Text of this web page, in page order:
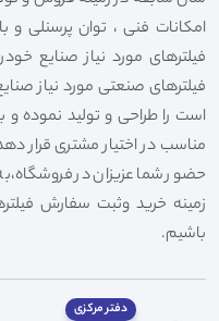
امکانات فنی ، توان پرسنلی و
فیلترهای مورد نیاز صنایع
فیلترهای صنعتی مورد نیاز
است را طراحی و تولید نموده و
مناسب در اختیار مشتری قرار
حضور شما عزیزان در
زمینه خرید وثبت سفارش
باشیم.
دفتر مرکزی